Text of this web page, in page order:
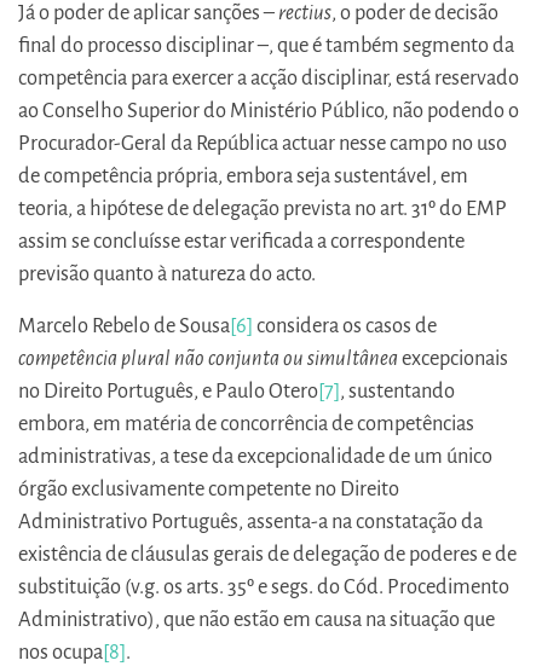
Já o poder de aplicar sanções – rectius, o poder de decisão
final do processo disciplinar –, que é também segmento da
competência para exercer a acção disciplinar, está reservado
ao Conselho Superior do Ministério Público, não podendo o
Procurador-Geral da República actuar nesse campo no uso
de competência própria, embora seja sustentável, em
teoria, a hipótese de delegação prevista no art. 31º do EMP
assim se concluísse estar verificada a correspondente
previsão quanto à natureza do acto.
Marcelo Rebelo de Sousa[6] considera os casos de
competência plural não conjunta ou simultânea excepcionais
no Direito Português, e Paulo Otero[7], sustentando
embora, em matéria de concorrência de competências
administrativas, a tese da excepcionalidade de um único
órgão exclusivamente competente no Direito
Administrativo Português, assenta-a na constatação da
existência de cláusulas gerais de delegação de poderes e de
substituição (v.g. os arts. 35º e segs. do Cód. Procedimento
Administrativo), que não estão em causa na situação que
nos ocupa[8].